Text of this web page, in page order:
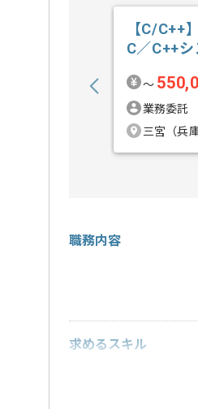
【C/C++
C／C++
〜
業務委託
三宮（兵
職務内容
求めるスキル